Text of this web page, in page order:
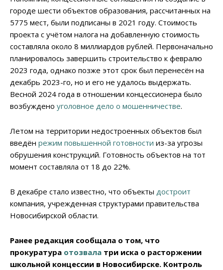
городе шести объектов образования, рассчитанных на
5775 мест, были подписаны в 2021 году. Стоимость
проекта с учётом налога на добавленную стоимость
составляла около 8 миллиардов рублей. Первоначально
планировалось завершить строительство к февралю
2023 года, однако позже этот срок был перенесён на
декабрь 2023-го, но и его не удалось выдержать.
Весной 2024 года в отношении концессионера было
возбуждено уголовное дело о мошенничестве.
Летом на территории недостроенных объектов был
введён режим повышенной готовности из-за угрозы
обрушения конструкций. Готовность объектов на тот
момент составляла от 18 до 22%.
В декабре стало известно, что объекты достроит
компания, учрежденная структурами правительства
Новосибирской области.
Ранее редакция сообщала о том, что
прокуратура отозвала три иска о расторжении
школьной концессии в Новосибирске. Контроль